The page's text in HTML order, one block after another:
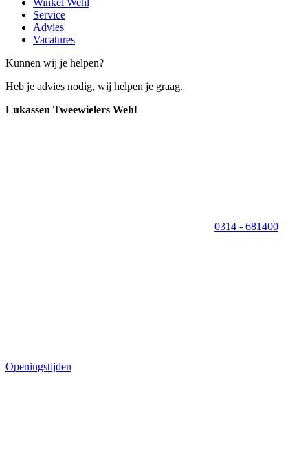
Service
Advies
Vacatures
Kunnen wij je helpen?
Heb je advies nodig, wij helpen je graag.
Lukassen Tweewielers Wehl
0314 - 681400
Openingstijden